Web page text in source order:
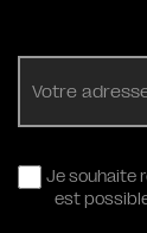
Je souhaite
est